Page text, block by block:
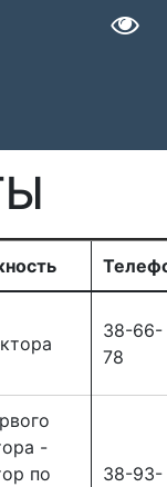
38-66-
78
-
по
38-93-